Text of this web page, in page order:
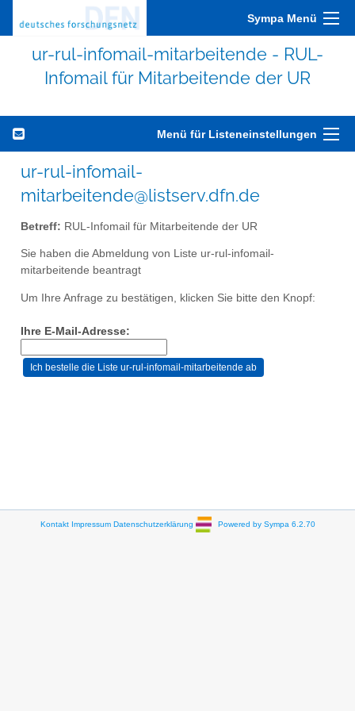
Sympa Menü
ur-rul-infomail-mitarbeitende - RUL-
Infomail für Mitarbeitende der UR
Menü für Listeneinstellungen
ur-rul-infomail-
mitarbeitende@listserv.dfn.de
Betreff: RUL-Infomail für Mitarbeitende der UR
Sie haben die Abmeldung von Liste ur-rul-infomail-
mitarbeitende beantragt
Um Ihre Anfrage zu bestätigen, klicken Sie bitte den Knopf:
Ihre E-Mail-Adresse:
Kontakt Impressum Datenschutzerklärung Powered by Sympa 6.2.70